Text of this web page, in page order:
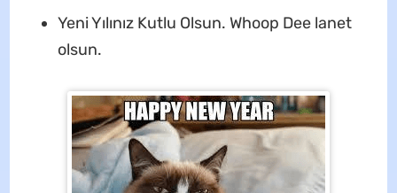
Yeni Yılınız Kutlu Olsun. Whoop Dee lanet
olsun.